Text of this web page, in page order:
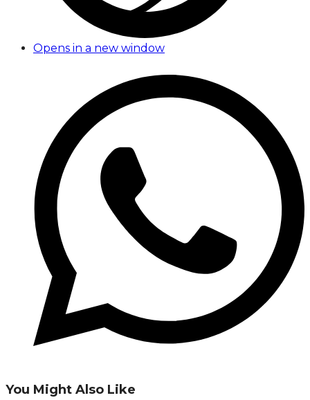
Opens in a new window
You Might Also Like